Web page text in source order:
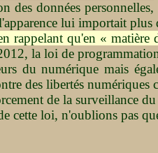
des données
lui importait
rappelant qu'en « matière
la loi de
du numérique mais
des libertés numériques
de la surveillance
cette loi, n'oublions pas